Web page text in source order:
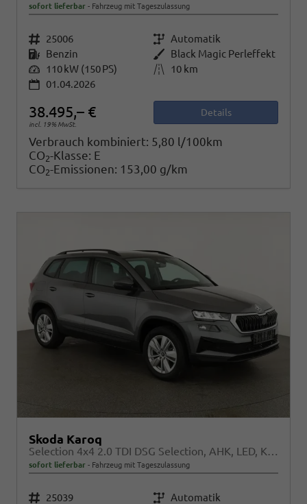
sofort lieferbar Fahrzeug mit Tageszulassung
Fahrzeugnr. 25006 Getriebe Automatik
Kraftstoff Benzin Außenfarbe Black Magic Perleffekt
Leistung 110 kW (150 PS) Kilometerstand
10 km
01.04.2026
38.495,– €
incl. 19% MwSt.
Details
Verbrauch kombiniert: 5,80 l/100km
CO2-Klasse: E
CO2-Emissionen: 153,00 g/km
Skoda Karoq
Selection 4x4 2.0 TDI DSG Selection, AHK, LED, Kamera, Winter, el. Klappe, 4 J.-Garantie
sofort lieferbar Fahrzeug mit Tageszulassung
Fahrzeugnr. 25039 Getriebe Automatik